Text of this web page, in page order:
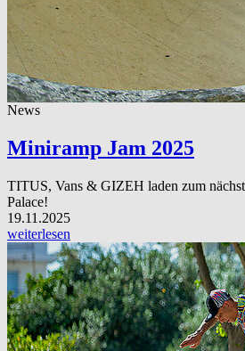
News
Miniramp Jam 2025
TITUS, Vans & GIZEH laden zum
Palace!
19.11.2025
weiterlesen